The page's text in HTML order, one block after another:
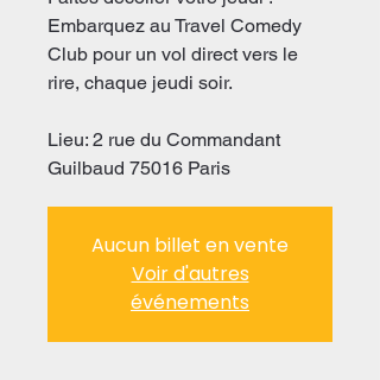
Embarquez au Travel Comedy
Club pour un vol direct vers le
rire, chaque jeudi soir.
Lieu: 2 rue du Commandant
Guilbaud 75016 Paris
Aucun billet en vente
Voir d'autres
événements